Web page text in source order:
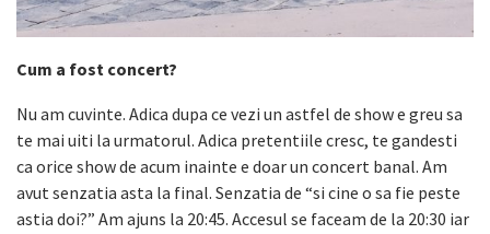
Cum a fost concert?
Nu am cuvinte. Adica dupa ce vezi un astfel de show e greu sa
te mai uiti la urmatorul. Adica pretentiile cresc, te gandesti
ca orice show de acum inainte e doar un concert banal. Am
avut senzatia asta la final. Senzatia de “si cine o sa fie peste
astia doi?” Am ajuns la 20:45. Accesul se faceam de la 20:30 iar